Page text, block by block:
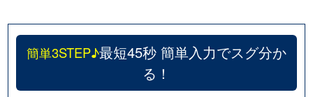
簡単3STEP♪最短45秒 簡単入力でスグ分か
る！